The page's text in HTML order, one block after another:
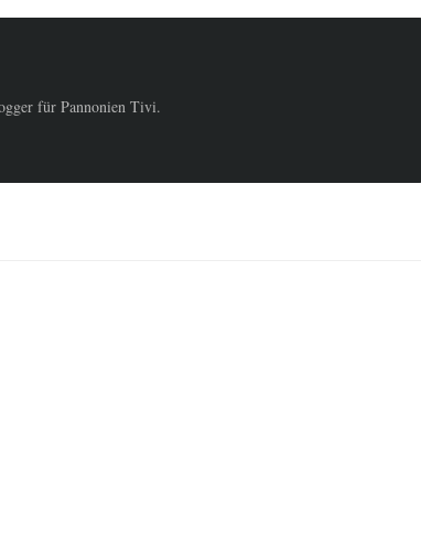
für Pannonien Tivi.